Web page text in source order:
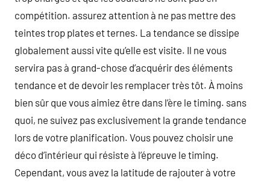
compétition. assurez attention à ne pas mettre des
teintes trop plates et ternes. La tendance se dissipe
globalement aussi vite qu’elle est visite. Il ne vous
servira pas à grand-chose d’acquérir des éléments
tendance et de devoir les remplacer très tôt. À moins
bien sûr que vous aimiez être dans l’ère le timing. sans
quoi, ne suivez pas exclusivement la grande tendance
lors de votre planification. Vous pouvez choisir une
déco d’intérieur qui résiste à l’épreuve le timing.
Cependant, vous avez la latitude de rajouter à votre